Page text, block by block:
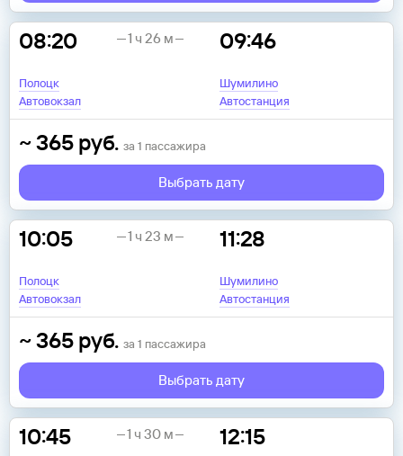
08:20
Полоцк
Автовокзал
09:46
Шумилино
Автостанция
1 ч 26 м
~365 руб. за 1 пассажира
Выбрать дату
10:05
Полоцк
Автовокзал
11:28
Шумилино
Автостанция
1 ч 23 м
~365 руб. за 1 пассажира
Выбрать дату
10:45 12:15
1 ч 30 м